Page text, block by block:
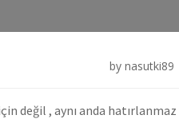
by nasutki89
değil , aynı anda